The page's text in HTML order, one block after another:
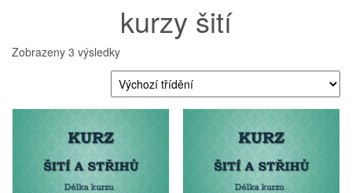
kurzy šití
Zobrazeny 3 výsledky